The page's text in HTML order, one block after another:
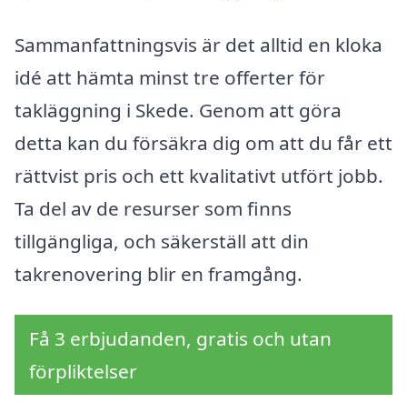
Sammanfattningsvis är det alltid en kloka
idé att hämta minst tre offerter för
takläggning i Skede. Genom att göra
detta kan du försäkra dig om att du får ett
rättvist pris och ett kvalitativt utfört jobb.
Ta del av de resurser som finns
tillgängliga, och säkerställ att din
takrenovering blir en framgång.
Få 3 erbjudanden, gratis och utan
förpliktelser